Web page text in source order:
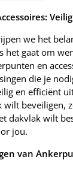
we het
het gaat om
en
die je
en efficiënt
beveiligen,
dakvlak wilt
jou.
van